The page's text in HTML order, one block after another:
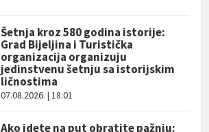
Šetnja kroz 580 godina istorije:
Grad Bijeljina i Turistička
organizacija organizuju
jedinstvenu šetnju sa istorijskim
ličnostima
07.08.2026. | 18:01
Ako idete na put obratite pažnju: